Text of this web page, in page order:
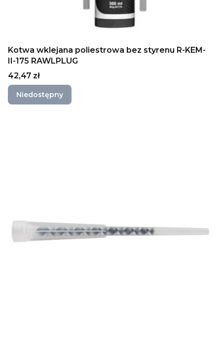
Kotwa wklejana poliestrowa bez styrenu R-KEM-
II-175 RAWLPLUG
Cena
42,47 zł
Niedostępny